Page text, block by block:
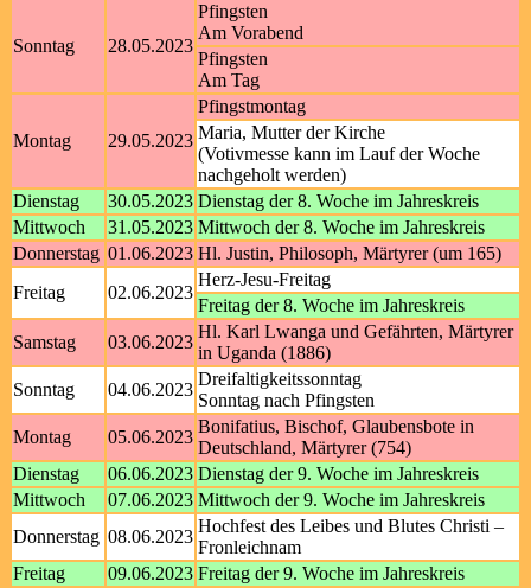
Sonntag 28.05.2023
Pfingsten
Am Vorabend
Pfingsten
Am Tag
Montag 29.05.2023
Pfingstmontag
Maria, Mutter der Kirche
(Votivmesse kann im Lauf der Woche
nachgeholt werden)
Dienstag
30.05.2023 Dienstag der 8. Woche im Jahreskreis
Mittwoch
31.05.2023 Mittwoch der 8. Woche im Jahreskreis
Donnerstag 01.06.2023 Hl. Justin, Philosoph, Märtyrer (um 165)
Freitag
02.06.2023
Herz-Jesu-Freitag
Freitag der 8. Woche im Jahreskreis
Samstag
03.06.2023
Hl. Karl Lwanga und Gefährten, Märtyrer
in Uganda (1886)
Sonntag
04.06.2023
Dreifaltigkeitssonntag
Sonntag nach Pfingsten
Montag
05.06.2023
Bonifatius, Bischof, Glaubensbote in
Deutschland, Märtyrer (754)
Dienstag
06.06.2023 Dienstag der 9. Woche im Jahreskreis
Mittwoch
07.06.2023 Mittwoch der 9. Woche im Jahreskreis
Donnerstag 08.06.2023
Hochfest des Leibes und Blutes Christi –
Fronleichnam
Freitag
09.06.2023 Freitag der 9. Woche im Jahreskreis